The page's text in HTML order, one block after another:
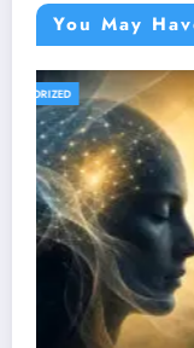
You May
NACIONAL